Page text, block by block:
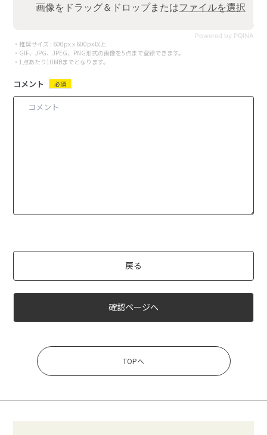
Powered by PQINA
画像をドラッグ＆ドロップまたはファイルを選択
・推奨サイズ : 600px x 600px以上
・GIF、JPG、JPEG、PNG形式の画像を5点まで登録できます。
・1点あたり10MBまでとなります。
コメント 必須
戻る
確認ページへ
TOPへ